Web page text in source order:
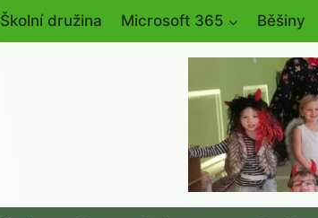
Školní družina Microsoft 365 Běšiny